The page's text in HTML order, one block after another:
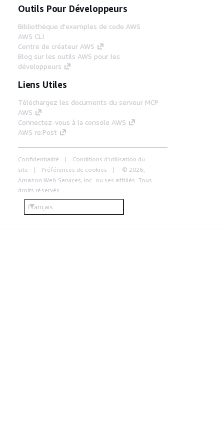
Outils Pour Développeurs
Bibliothèque d'exemples de code AWS
AWS CLI
Centre de créateur AWS
Blog sur les outils AWS pour les
développeurs
Liens Utiles
Téléchargez les documents du serveur MCP
AWS
Connectez-vous à la console AWS
AWS re:Post
Confidentialité
Conditions d'utilisation du
site
Préférences de cookies
© 2026,
Amazon Web Services, Inc. ou ses affiliés. Tous
droits réservés.
Français